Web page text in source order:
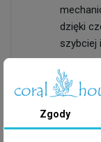
dzięki
szybciej
zestawu
Zgody